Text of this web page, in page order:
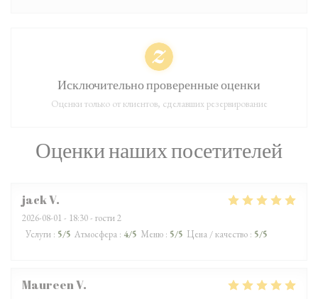
Оценки наших посетителей
jackV
2026-08-01 - 18:30 - гости 2
Услуги : 5/5 Атмосфера : 4/5 Меню : 5/5 Цена / качество : 5/5
MaureenV
Исключительно проверенные оценки
Оценки только от клиентов, сделавших резервирование